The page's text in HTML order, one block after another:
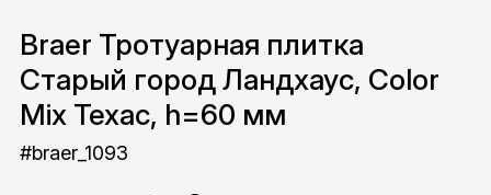
Braer Тротуарная плитка
Старый город Ландхаус, Color
Mix Техас, h=60 мм
#braer_1093